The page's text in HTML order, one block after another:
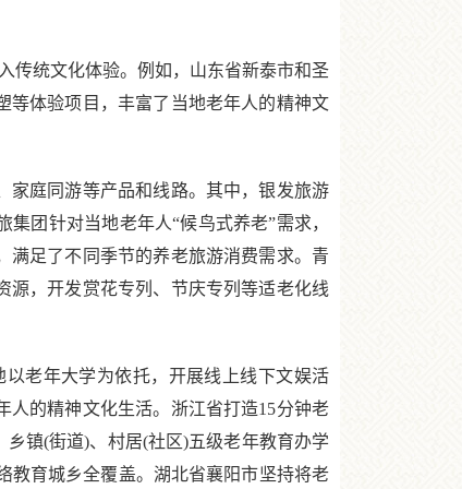
传统文化体验。例如，山东省新泰市和圣
等体验项目，丰富了当地老年人的精神文
庭同游等产品和线路。其中，银发旅游
团针对当地老年人“候鸟式养老”需求，
满足了不同季节的养老旅游消费需求。青
源，开发赏花专列、节庆专列等适老化线
老年大学为依托，开展线上线下文娱活
的精神文化生活。浙江省打造15分钟老
镇(街道)、村居(社区)五级老年教育办学
教育城乡全覆盖。湖北省襄阳市坚持将老